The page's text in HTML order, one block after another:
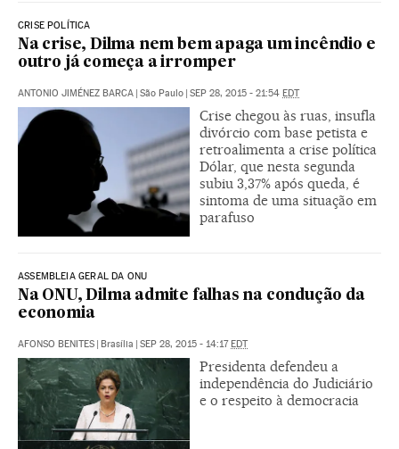
CRISE POLÍTICA
Na crise, Dilma nem bem apaga um incêndio e
outro já começa a irromper
ANTONIO JIMÉNEZ BARCA | São Paulo | SEP 28, 2015 - 21:54 EDT
Crise chegou às ruas, insufla
divórcio com base petista e
retroalimenta a crise política
Dólar, que nesta segunda
subiu 3,37% após queda, é
sintoma de uma situação em
parafuso
ASSEMBLEIA GERAL DA ONU
Na ONU, Dilma admite falhas na condução da
economia
AFONSO BENITES | Brasília | SEP 28, 2015 - 14:17EDT
Presidenta defendeu a
independência do Judiciário
e o respeito à democracia